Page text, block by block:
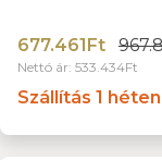
677.461Ft
Nettó ár: 533.434Ft
Szállítás 1